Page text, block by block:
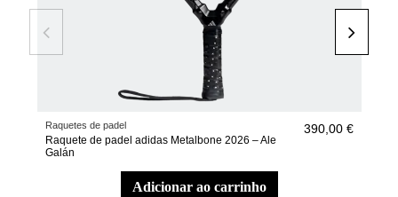
Raquetes de padel
Raquete de padel adidas Metalbone 2026 – Ale
Galán
390,00 €
adicionar ao carrinho